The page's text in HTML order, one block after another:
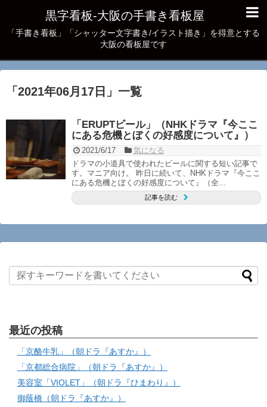
黒字看板‐大阪の手書き看板屋
「手書き看板」「シャッター文字書き/イラスト描き」を得意とする
大阪の看板屋です
「 2021年06月17日 」 一覧
「ERUPTビール」（NHKドラマ『今ここ
にある危機とぼくの好感度について』）
2021/6/17
気になる
ドラマの小道具で使われたビールに関する短い記事で
す。マニア向け。 昨日に続いて、NHKドラマ『今ここ
にある危機とぼくの好感度について』（全...
記事を読む
最近の投稿
「京酪牛乳」（朝ドラ『あすか』）
「京都総合病院」（朝ドラ『あすか』）
美容室「VIOLET」（朝ドラ『ひまわり』）
御蔭橋（朝ドラ『あすか』）